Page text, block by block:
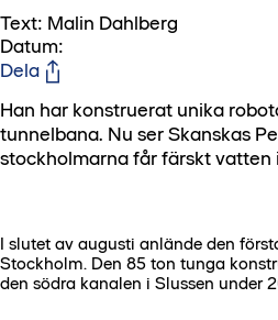
Text: Malin Dahlberg
Datum:
Dela
Han har konstruerat unika
tunnelbana. Nu ser Skanskas
stockholmarna får färskt vatten
I slutet av augusti anlände den
Stockholm. Den 85 ton tunga
den södra kanalen i Slussen under